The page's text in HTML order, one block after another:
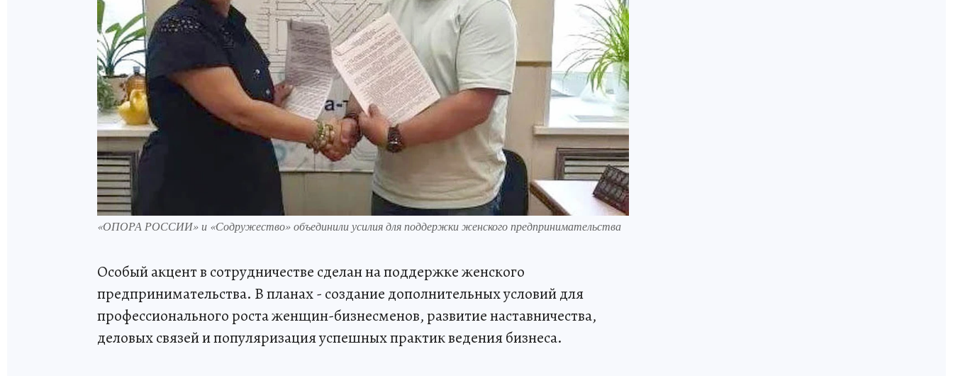
«ОПОРА РОССИИ» и «Содружество» объединили усилия для поддержки женского предпринимательства
Особый акцент в сотрудничестве сделан на поддержке женского
предпринимательства. В планах - создание дополнительных условий для
профессионального роста женщин-бизнесменов, развитие наставничества,
деловых связей и популяризация успешных практик ведения бизнеса.